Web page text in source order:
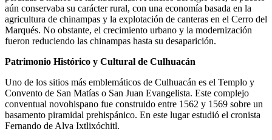
aún conservaba su carácter rural, con una economía basada en la
agricultura de chinampas y la explotación de canteras en el Cerro del
Marqués. No obstante, el crecimiento urbano y la modernización
fueron reduciendo las chinampas hasta su desaparición.
Patrimonio Histórico y Cultural de Culhuacán
Uno de los sitios más emblemáticos de Culhuacán es el Templo y
Convento de San Matías o San Juan Evangelista. Este complejo
conventual novohispano fue construido entre 1562 y 1569 sobre un
basamento piramidal prehispánico. En este lugar estudió el cronista
Fernando de Alva Ixtlixóchitl.